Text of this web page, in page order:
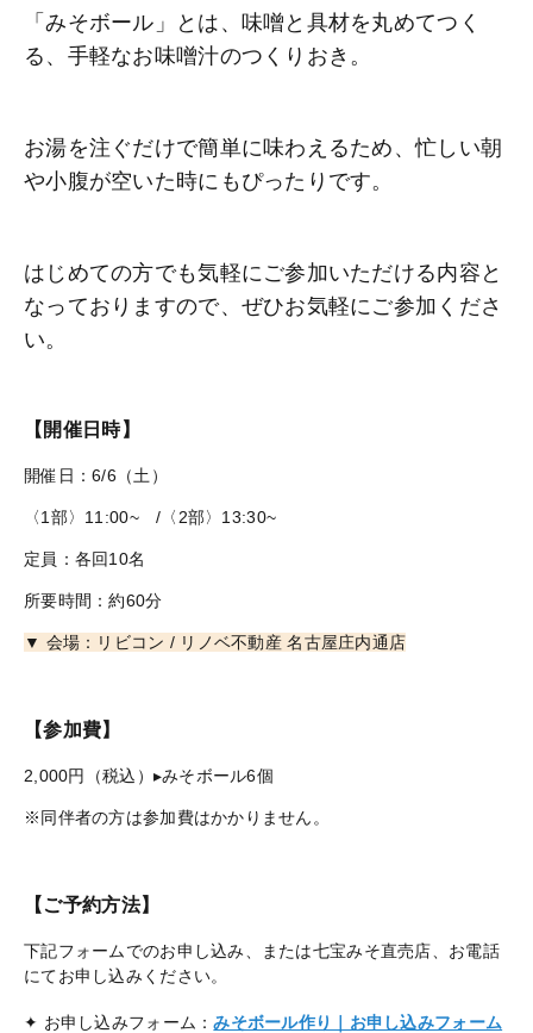
「みそボール」とは、味噌と具材を丸めてつく
る、手軽なお味噌汁のつくりおき。
お湯を注ぐだけで簡単に味わえるため、忙しい朝
や小腹が空いた時にもぴったりです。
はじめての方でも気軽にご参加いただける内容と
なっておりますので、ぜひお気軽にご参加くださ
い。
【開催日時】
開催日：6/6（土）
〈1部〉11:00~ /〈2部〉13:30~
定員：各回10名
所要時間：約60分
▼ 会場：リビコン / リノベ不動産 名古屋庄内通店
【参加費】
2,000円（税込） ▸みそボール6個
※同伴者の方は参加費はかかりません。
【ご予約方法】
下記フォームでのお申し込み、または七宝みそ直売店、お電話
にてお申し込みください。
✦ お申し込みフォーム：みそボール作り｜お申し込みフォーム